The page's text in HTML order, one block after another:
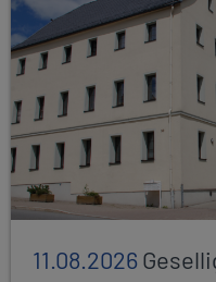
11.08.2026